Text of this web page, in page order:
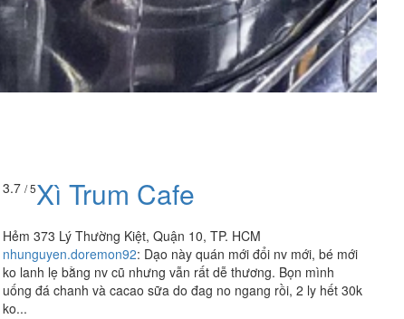
3.7 / 5Xì Trum Cafe
Hẻm 373 Lý Thường Kiệt, Quận 10, TP. HCM
nhunguyen.doremon92: Dạo này quán mới đổi nv mới, bé mới
ko lanh lẹ bằng nv cũ nhưng vẫn rất dễ thương. Bọn mình
uống đá chanh và cacao sữa do đag no ngang rồi, 2 ly hết 30k
ko...